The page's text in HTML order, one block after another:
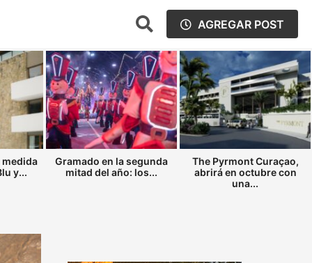
AGREGAR POST
medida
y...
Gramado en la segunda
mitad del año: los...
The Pyrmont Curaçao,
abrirá en octubre con
una...